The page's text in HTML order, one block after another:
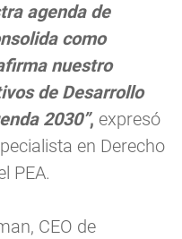
agenda de
como
nuestro
de Desarrollo
2030”, expresó
en Derecho
PEA.
CEO de